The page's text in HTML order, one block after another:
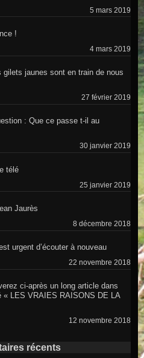
5 mars 2019
!
4 mars 2019
gilets jaunes sont en train de nous
27 février 2019
: Que ce passe t-il au
30 janvier 2019
télé
25 janvier 2019
Jaurès
8 décembre 2018
urgent d’écouter à nouveau
22 novembre 2018
ci-après un long article dans
« LES VRAIES RAISONS DE LA
12 novembre 2018
récents